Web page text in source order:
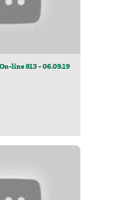
line 813 - 06.09.19